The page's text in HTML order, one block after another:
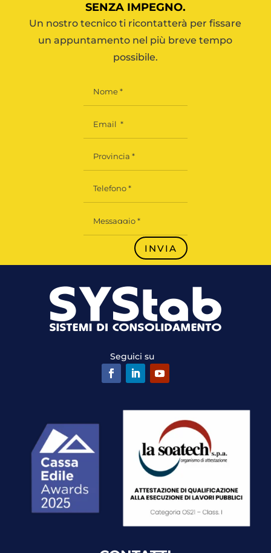
SENZA IMPEGNO.
Un nostro tecnico ti ricontatterà per fissare
un appuntamento nel più breve tempo
possibile.
INVIA
Seguici su